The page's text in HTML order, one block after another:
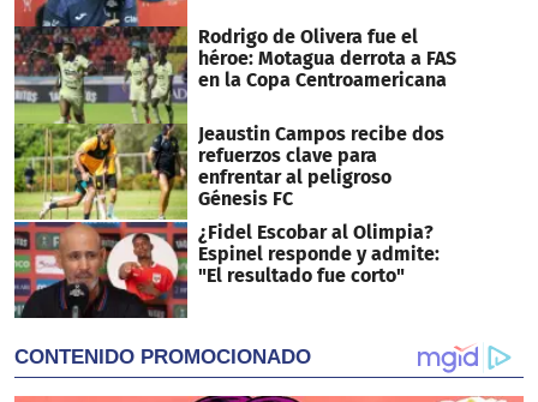
Rodrigo de Olivera fue el
héroe: Motagua derrota a FAS
en la Copa Centroamericana
Jeaustin Campos recibe dos
refuerzos clave para
enfrentar al peligroso
Génesis FC
¿Fidel Escobar al Olimpia?
Espinel responde y admite:
"El resultado fue corto"